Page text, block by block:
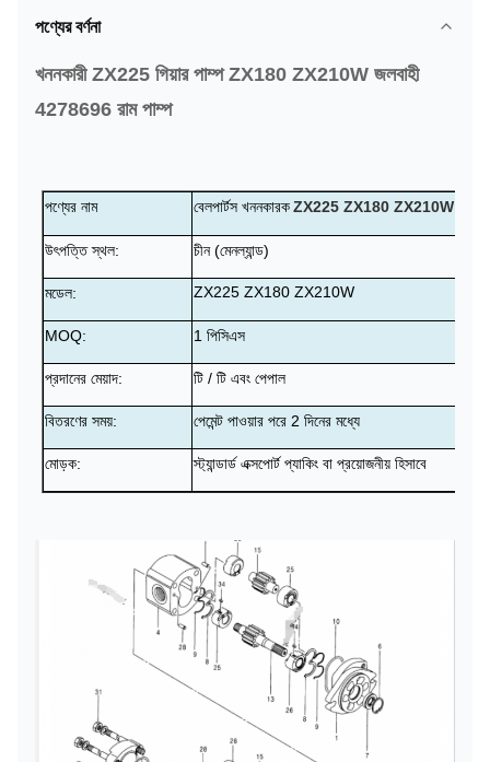
পণ্যের বর্ণনা
খননকারী ZX225 গিয়ার পাম্প ZX180 ZX210W জলবাহী
4278696 রাম পাম্প
পণ্যের নাম বেলপার্টস খননকারকZX225 ZX180 ZX210W
উৎপত্তি স্থল: চীন (মেনল্যান্ড)
মডেল: ZX225 ZX180 ZX210W
MOQ: 1 পিসিএস
প্রদানের মেয়াদ: টি / টি এবং পেপাল
বিতরণের সময়: পেমেন্ট পাওয়ার পরে 2 দিনের মধ্যে
মোড়ক: স্ট্যান্ডার্ড এক্সপোর্ট প্যাকিং বা প্রয়োজনীয় হিসাবে